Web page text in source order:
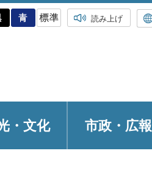
読み上げ
・ 文化 市政・広報